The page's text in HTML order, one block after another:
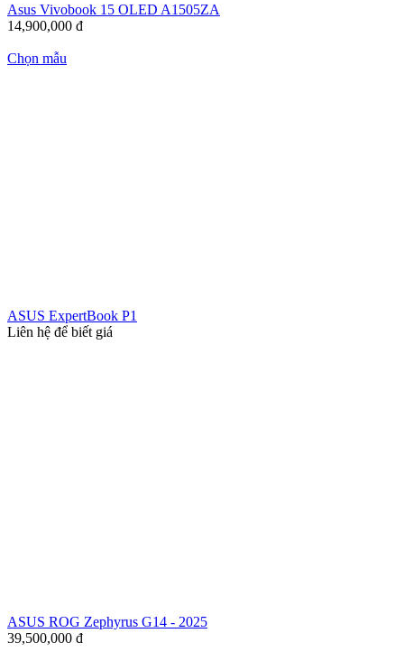
Asus Vivobook 15 OLED A1505ZA
14,900,000 đ
Chọn mẫu
ASUS ExpertBook P1
Liên hệ để biết giá
ASUS ROG Zephyrus G14 - 2025
39,500,000 đ